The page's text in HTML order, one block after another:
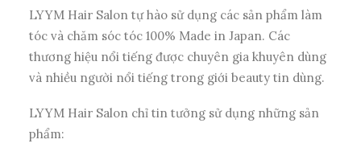
LYYM Hair Salon tự hào sử dụng các sản phẩm làm
tóc và chăm sóc tóc 100% Made in Japan. Các
thương hiệu nổi tiếng được chuyên gia khuyên dùng
và nhiều người nổi tiếng trong giới beauty tin dùng.
LYYM Hair Salon chỉ tin tưởng sử dụng những sản
phẩm: